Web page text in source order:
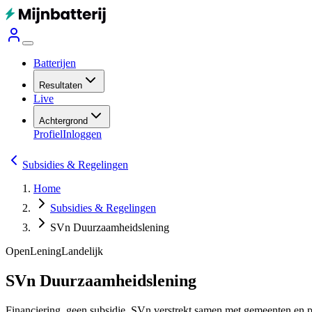
Batterijen
Resultaten
Live
Achtergrond
ProfielInloggen
Subsidies & Regelingen
Home
Subsidies & Regelingen
SVn Duurzaamheidslening
OpenLeningLandelijk
SVn Duurzaamheidslening